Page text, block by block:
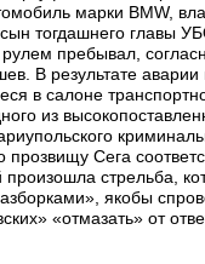
марки BMW,
тогдашнего главы
пребывал,
В результате аварии
в салоне
из
прозвищу Сега
стрельба,
якобы
«отмазать» от